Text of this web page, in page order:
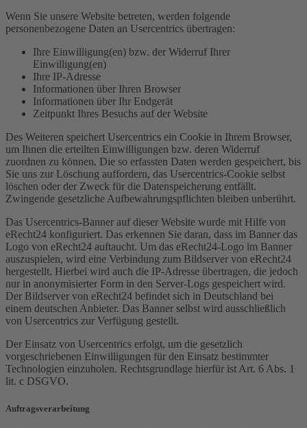
Wenn Sie unsere Website betreten, werden folgende
personenbezogene Daten an Usercentrics übertragen:
Ihre Einwilligung(en) bzw. der Widerruf Ihrer
Einwilligung(en)
Ihre IP-Adresse
Informationen über Ihren Browser
Informationen über Ihr Endgerät
Zeitpunkt Ihres Besuchs auf der Website
Des Weiteren speichert Usercentrics ein Cookie in Ihrem Browser,
um Ihnen die erteilten Einwilligungen bzw. deren Widerruf
zuordnen zu können. Die so erfassten Daten werden gespeichert, bis
Sie uns zur Löschung auffordern, das Usercentrics-Cookie selbst
löschen oder der Zweck für die Datenspeicherung entfällt.
Zwingende gesetzliche Aufbewahrungspflichten bleiben unberührt.
Das Usercentrics-Banner auf dieser Website wurde mit Hilfe von
eRecht24 konfiguriert. Das erkennen Sie daran, dass im Banner das
Logo von eRecht24 auftaucht. Um das eRecht24-Logo im Banner
auszuspielen, wird eine Verbindung zum Bildserver von eRecht24
hergestellt. Hierbei wird auch die IP-Adresse übertragen, die jedoch
nur in anonymisierter Form in den Server-Logs gespeichert wird.
Der Bildserver von eRecht24 befindet sich in Deutschland bei
einem deutschen Anbieter. Das Banner selbst wird ausschließlich
von Usercentrics zur Verfügung gestellt.
Der Einsatz von Usercentrics erfolgt, um die gesetzlich
vorgeschriebenen Einwilligungen für den Einsatz bestimmter
Technologien einzuholen. Rechtsgrundlage hierfür ist Art. 6 Abs. 1
lit. c DSGVO.
Auftragsverarbeitung